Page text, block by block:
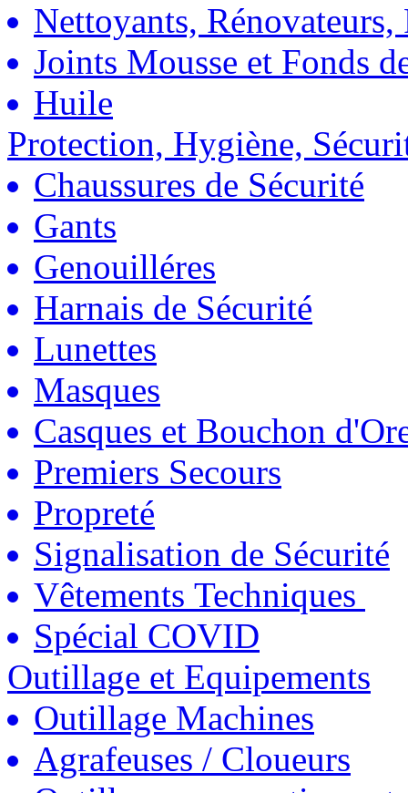
Nettoyants, Rénovateurs,
Joints Mousse et Fonds
Huile
Protection, Hygiène,
Chaussures de Sécurité
Gants
Genouilléres
Harnais de Sécurité
Lunettes
Masques
Casques et Bouchon
Premiers Secours
Propreté
Signalisation de Sécurité
Vêtements Techniques
Spécial COVID
Outillage et Equipements
Outillage Machines
Agrafeuses / Cloueurs